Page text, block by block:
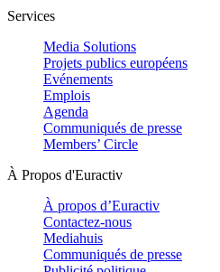
Services
Media Solutions
Projets publics européens
Evénements
Emplois
Agenda
Communiqués de presse
Members’ Circle
À Propos d'Euractiv
À propos d’Euractiv
Contactez-nous
Mediahuis
Communiqués de presse